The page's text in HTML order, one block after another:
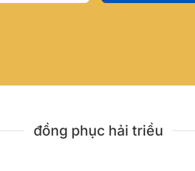
đồng phục hải triều